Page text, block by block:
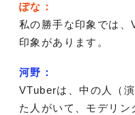
ぽな：
私の勝手な印象では、
印象があります。
河野：
VTuberは、中の人（
た人がいて、モデリ